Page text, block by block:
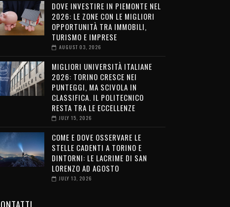
DOVE INVESTIRE IN PIEMONTE NEL
2026: LE ZONE CON LE MIGLIORI
OPPORTUNITÀ TRA IMMOBILI,
TURISMO E IMPRESE
AUGUST 03, 2026
MIGLIORI UNIVERSITÀ ITALIANE
2026: TORINO CRESCE NEI
PUNTEGGI, MA SCIVOLA IN
CLASSIFICA. IL POLITECNICO
RESTA TRA LE ECCELLENZE
JULY 15, 2026
COME E DOVE OSSERVARE LE
STELLE CADENTI A TORINO E
DINTORNI: LE LACRIME DI SAN
LORENZO AD AGOSTO
JULY 13, 2026